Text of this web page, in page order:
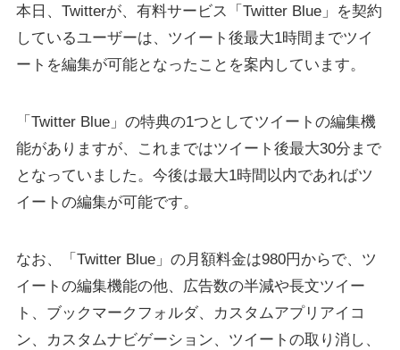
本日、Twitterが、有料サービス「Twitter Blue」を契約
しているユーザーは、ツイート後最大1時間までツイ
ートを編集が可能となったことを案内しています。
「Twitter Blue」の特典の1つとしてツイートの編集機
能がありますが、これまではツイート後最大30分まで
となっていました。今後は最大1時間以内であればツ
イートの編集が可能です。
なお、「Twitter Blue」の月額料金は980円からで、ツ
イートの編集機能の他、広告数の半減や長文ツイー
ト、ブックマークフォルダ、カスタムアプリアイコ
ン、カスタムナビゲーション、ツイートの取り消し、